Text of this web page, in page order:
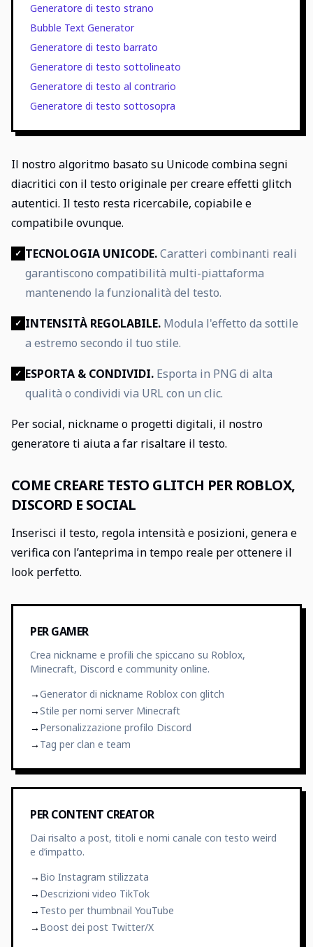
Generatore di testo strano
Bubble Text Generator
Generatore di testo barrato
Generatore di testo sottolineato
Generatore di testo al contrario
Generatore di testo sottosopra
Il nostro algoritmo basato su Unicode combina segni
diacritici con il testo originale per creare effetti glitch
autentici. Il testo resta ricercabile, copiabile e
compatibile ovunque.
✓ TECNOLOGIA UNICODE.Caratteri combinanti reali
garantiscono compatibilità multi-piattaforma
mantenendo la funzionalità del testo.
✓ INTENSITÀ REGOLABILE. Modula l'effetto da sottile
a estremo secondo il tuo stile.
✓ ESPORTA & CONDIVIDI. Esporta in PNG di alta
qualità o condividi via URL con un clic.
Per social, nickname o progetti digitali, il nostro
generatore ti aiuta a far risaltare il testo.
COME CREARE TESTO GLITCH PER ROBLOX,
DISCORD E SOCIAL
Inserisci il testo, regola intensità e posizioni, genera e
verifica con l’anteprima in tempo reale per ottenere il
look perfetto.
PER GAMER
Crea nickname e profili che spiccano su Roblox,
Minecraft, Discord e community online.
→Generator di nickname Roblox con glitch
→Stile per nomi server Minecraft
→ Personalizzazione profilo Discord
→ Tag per clan e team
PER CONTENT CREATOR
Dai risalto a post, titoli e nomi canale con testo weird
e d’impatto.
→ Bio Instagram stilizzata
→ Descrizioni video TikTok
→ Testo per thumbnail YouTube
→ Boost dei post Twitter/X